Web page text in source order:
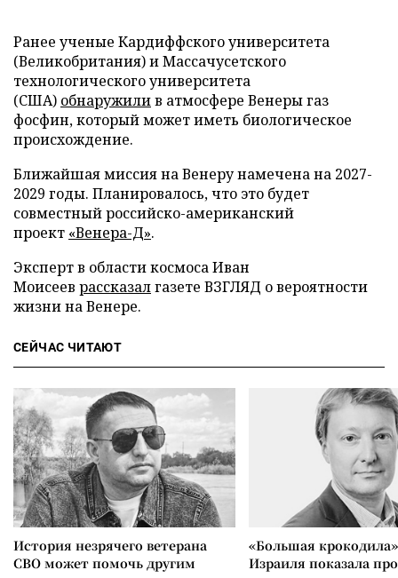
Ранее ученые Кардиффского университета
(Великобритания) и Массачусетского
технологического университета
(США) обнаружилив атмосфере Венеры газ
фосфин, который может иметь биологическое
происхождение.
Ближайшая миссия на Венеру намечена на 2027-
2029 годы. Планировалось, что это будет
совместный российско-американский
проект «Венера-Д».
Эксперт в области космоса Иван
Моисеев рассказалгазете ВЗГЛЯД о вероятности
жизни на Венере.
СЕЙЧАС ЧИТАЮТ
История незрячего ветерана
СВО может помочь другим
«Большая
Израиля показала